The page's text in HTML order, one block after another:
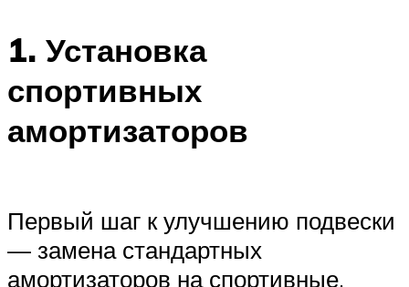
1. Установка
спортивных
амортизаторов
Первый шаг к улучшению подвески
— замена стандартных
амортизаторов на спортивные.